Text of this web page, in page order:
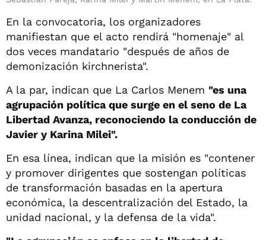
En la convocatoria, los organizadores
manifiestan que el acto rendirá "homenaje" al
dos veces mandatario "después de años de
demonización kirchnerista".
A la par, indican que La Carlos Menem "es una
agrupación política que surge en el seno de La
Libertad Avanza, reconociendo la conducción de
Javier y Karina Milei".
En esa línea, indican que la misión es "contener
y promover dirigentes que sostengan políticas
de transformación basadas en la apertura
económica, la descentralización del Estado, la
unidad nacional, y la defensa de la vida".